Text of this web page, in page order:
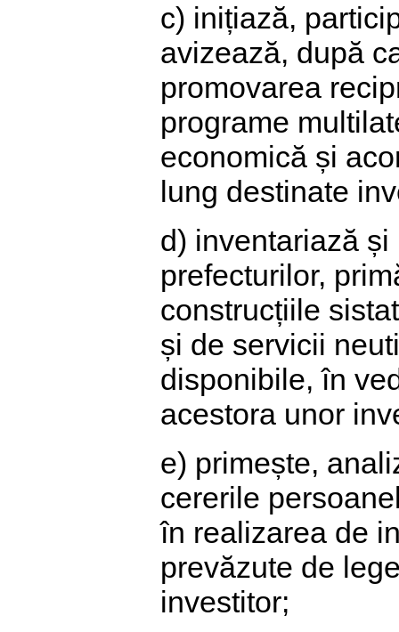
c) inițiază,
avizează, după
promovarea
programe
economică și
lung destinate
d) inventariază
prefecturilor,
construcțiile
și de servicii
disponibile, în
acestora unor
e) primește,
cererile
în realizarea de
prevăzute de
investitor;